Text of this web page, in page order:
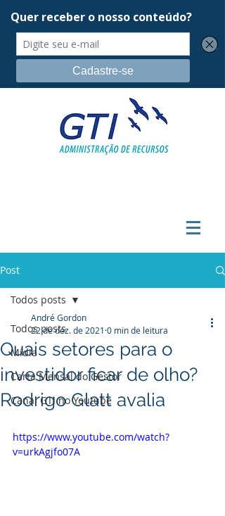
Post
Todos posts
Mídia
Carta Mensal do Gestor
Canal GTI no Youtube
Todos posts
Quais setores para o
investidor ficar de olho?
Rodrigo Glatt avalia
André Gordon
22 de dez. de 2021 0 min de leitura
https://www.youtube.com/watch?
v=urkAgjfo07A